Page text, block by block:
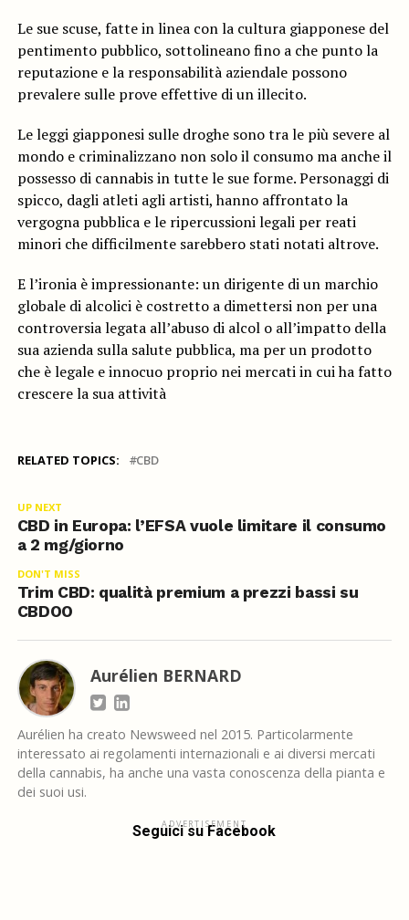
Le sue scuse, fatte in linea con la cultura giapponese del
pentimento pubblico, sottolineano fino a che punto la
reputazione e la responsabilità aziendale possono
prevalere sulle prove effettive di un illecito.
Le leggi giapponesi sulle droghe sono tra le più severe al
mondo e criminalizzano non solo il consumo ma anche il
possesso di cannabis in tutte le sue forme. Personaggi di
spicco, dagli atleti agli artisti, hanno affrontato la
vergogna pubblica e le ripercussioni legali per reati
minori che difficilmente sarebbero stati notati altrove.
E l’ironia è impressionante: un dirigente di un marchio
globale di alcolici è costretto a dimettersi non per una
controversia legata all’abuso di alcol o all’impatto della
sua azienda sulla salute pubblica, ma per un prodotto
che è legale e innocuo proprio nei mercati in cui ha fatto
crescere la sua attività
RELATED TOPICS: CBD
UP NEXT
CBD in Europa: l’EFSA vuole limitare il consumo
a 2 mg/giorno
DON'T MISS
Trim CBD: qualità premium a prezzi bassi su
CBDOO
Aurélien BERNARD
Aurélien ha creato Newsweed nel 2015. Particolarmente
interessato ai regolamenti internazionali e ai diversi mercati
della cannabis, ha anche una vasta conoscenza della pianta e
dei suoi usi.
ADVERTISEMENT
Seguici su Facebook